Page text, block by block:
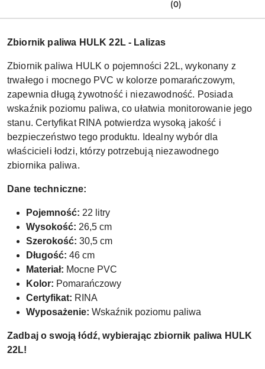
(0)
Zbiornik paliwa HULK 22L - Lalizas
Zbiornik paliwa HULK o pojemności 22L, wykonany z
trwałego i mocnego PVC w kolorze pomarańczowym,
zapewnia długą żywotność i niezawodność. Posiada
wskaźnik poziomu paliwa, co ułatwia monitorowanie jego
stanu. Certyfikat RINA potwierdza wysoką jakość i
bezpieczeństwo tego produktu. Idealny wybór dla
właścicieli łodzi, którzy potrzebują niezawodnego
zbiornika paliwa.
Dane techniczne:
Pojemność: 22 litry
Wysokość: 26,5 cm
Szerokość: 30,5 cm
Długość: 46 cm
Materiał: Mocne PVC
Kolor: Pomarańczowy
Certyfikat: RINA
Wyposażenie: Wskaźnik poziomu paliwa
Zadbaj o swoją łódź, wybierając zbiornik paliwa HULK
22L!